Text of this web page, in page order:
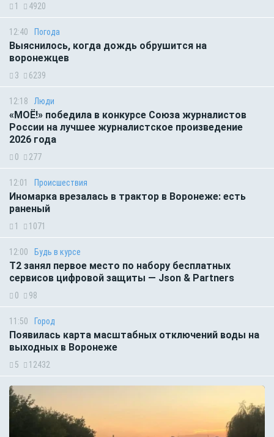
1 4920
12:40 Погода
Выяснилось, когда дождь обрушится на
воронежцев
3 6239
12:18 Люди
«МОЁ!» победила в конкурсе Союза журналистов
России на лучшее журналистское произведение
2026 года
0 277
12:01 Происшествия
Иномарка врезалась в трактор в Воронеже: есть
раненый
1 1071
12:00 Будь в курсе
Т2 занял первое место по набору бесплатных
сервисов цифровой защиты — Json & Partners
0 98
11:50 Город
Появилась карта масштабных отключений воды на
выходных в Воронеже
5 12432